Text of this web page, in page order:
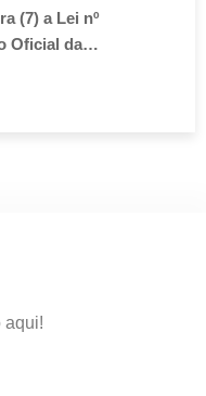
(7) a Lei nº
Oficial da…
aqui!